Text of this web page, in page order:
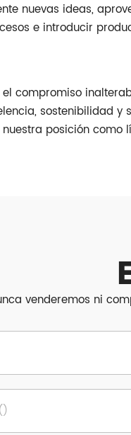
nuevas ideas,
e introducir
compromiso
sostenibilidad
posición
venderemos ni